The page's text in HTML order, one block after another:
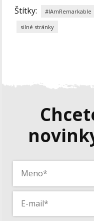
Štítky: #IAmRemarkable
silné stránky